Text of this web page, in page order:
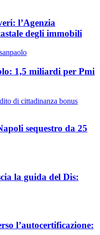
l’Agenzia
degli immobili
1,5 miliardi per Pmi
sequestro da 25
la guida del Dis:
l’autocertificazione: